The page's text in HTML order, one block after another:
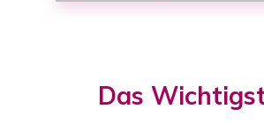
Das